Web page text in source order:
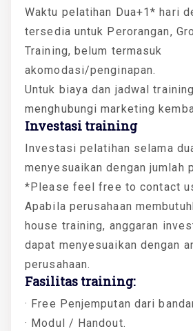
Waktu pelatihan Dua+1* hari
tersedia untuk Perorangan,
Training, belum termasuk
akomodasi/penginapan.
Untuk biaya dan jadwal
menghubungi marketing
Investasi training
Investasi pelatihan selama
menyesuaikan dengan jumlah
*Please feel free to contact
Apabila perusahaan
house training, anggaran
dapat menyesuaikan dengan
perusahaan.
Fasilitas training:
· Free Penjemputan dari
· Modul / Handout.